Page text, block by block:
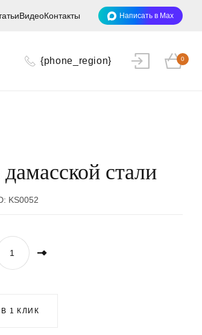
ВидеоКонтакты Написать в Max
{phone_region} 0
стали
KS0052
1 КЛИК